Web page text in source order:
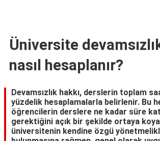
Üniversite
nasıl hesaplanır?
Devamsızlık hakkı, derslerin toplam
yüzdelik hesaplamalarla belirlenir. Bu
öğrencilerin derslere ne kadar süre
gerektiğini açık bir şekilde ortaya
üniversitenin kendine özgü